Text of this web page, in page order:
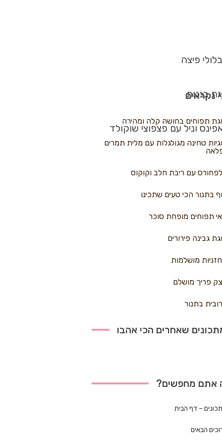
פיצה
בננות
וניל עם פצפוצי שוקולד
נקראים
תפוחים בחושה קלה ומהירה
טחינה מגולגלות עם מלית תמרים
עם ריבת חלב וקוקוס
בתנור הכי טעים שתכינו
תפוחים מופחת סוכר
גבינה פירורים
מושלמות
פריך מושלם
בתנור
שאחרים הכי אהבו
אתם מחפשים?
– דף הבית
הבאים